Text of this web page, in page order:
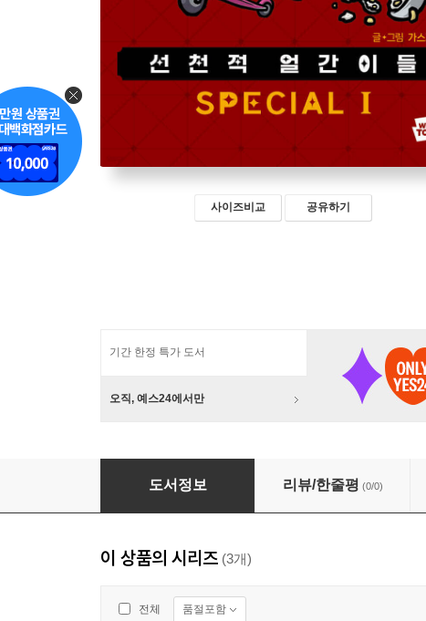
사이즈비교 공유하기
기간 한정 특가 도서
오직, 예스24에서만
선천적 얼간이들 스페셜판 1
도서정보 리뷰/한줄평 (0/0)
이 상품의 시리즈 (3개)
전체 품절포함